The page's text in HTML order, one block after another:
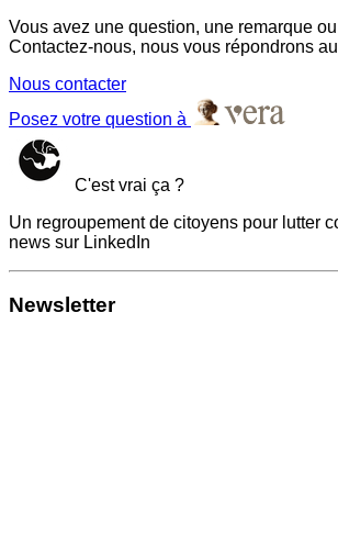
Vous avez une question, une remarque
Contactez-nous, nous vous répondrons
Nous contacter
Posez votre question à
C'est vrai ça ?
Un regroupement de citoyens pour lutter
news sur LinkedIn
Newsletter